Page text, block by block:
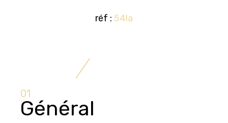
réf : 54la
01
Général